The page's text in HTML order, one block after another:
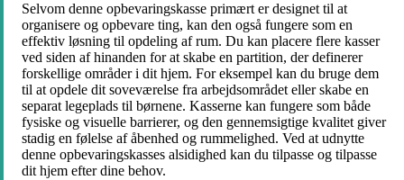
Selvom denne opbevaringskasse primært er designet til at
organisere og opbevare ting, kan den også fungere som en
effektiv løsning til opdeling af rum. Du kan placere flere kasser
ved siden af hinanden for at skabe en partition, der definerer
forskellige områder i dit hjem. For eksempel kan du bruge dem
til at opdele dit soveværelse fra arbejdsområdet eller skabe en
separat legeplads til børnene. Kasserne kan fungere som både
fysiske og visuelle barrierer, og den gennemsigtige kvalitet giver
stadig en følelse af åbenhed og rummelighed. Ved at udnytte
denne opbevaringskasses alsidighed kan du tilpasse og tilpasse
dit hjem efter dine behov.